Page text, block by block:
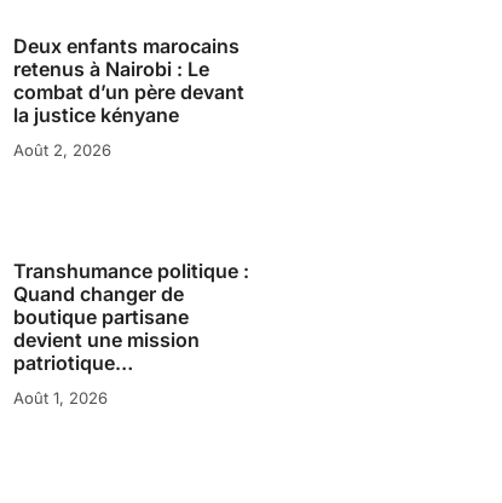
Deux enfants marocains
retenus à Nairobi : Le
combat d’un père devant
la justice kényane
Août 2, 2026
Transhumance politique :
Quand changer de
boutique partisane
devient une mission
patriotique…
Août 1, 2026